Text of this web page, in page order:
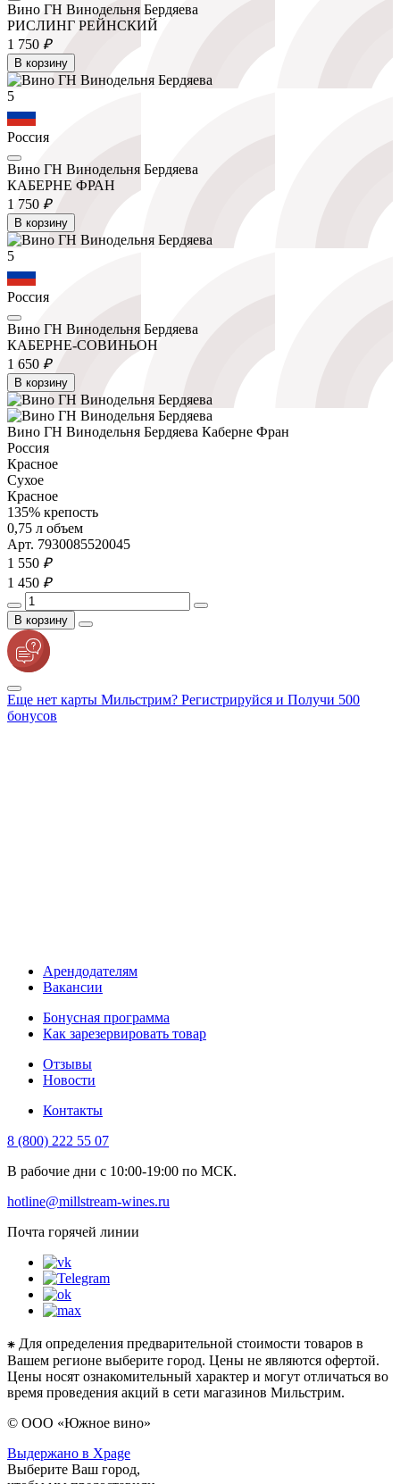
Вино ГН Винодельня Бердяева
РИСЛИНГ РЕЙНСКИЙ
1 750 ₽
В корзину
5
Россия
Вино ГН Винодельня Бердяева
КАБЕРНЕ ФРАН
1 750 ₽
В корзину
5
Россия
Вино ГН Винодельня Бердяева
КАБЕРНЕ-СОВИНЬОН
1 650 ₽
В корзину
Вино ГН Винодельня Бердяева Каберне Фран
Россия
Красное
Сухое
Красное
135% крепость
0,75 л объем
Арт. 7930085520045
1 550 ₽
1 450 ₽
В корзину
Еще нет карты Мильстрим? Регистрируйся и Получи 500
бонусов
Арендодателям
Вакансии
Бонусная программа
Как зарезервировать товар
Отзывы
Новости
Контакты
8 (800) 222 55 07
В рабочие дни с 10:00-19:00 по МСК.
hotline@millstream-wines.ru
Почта горячей линии
⁕ Для определения предварительной стоимости товаров в
Вашем регионе выберите город. Цены не являются офертой.
Цены носят ознакомительный характер и могут отличаться во
время проведения акций в сети магазинов Мильстрим.
© ООО «Южное вино»
Выдержано в Xpage
Выберите Ваш город,